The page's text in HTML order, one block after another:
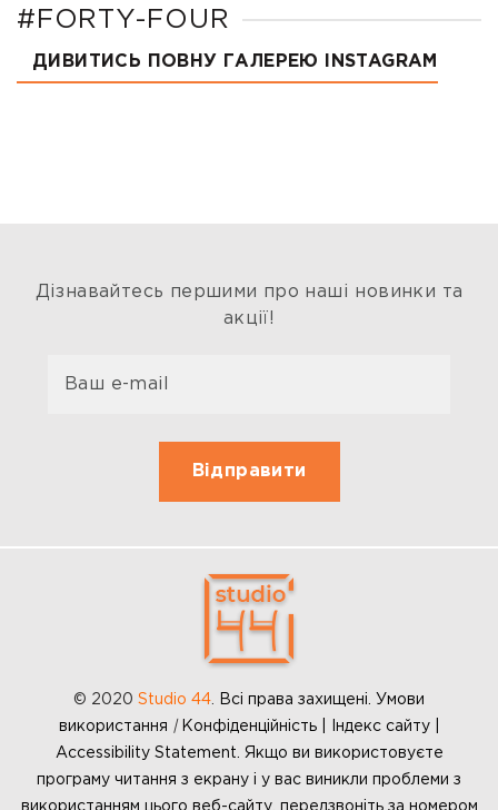
#FORTY-FOUR
ДИВИТИСЬ ПОВНУ ГАЛЕРЕЮ INSTAGRAM
Дізнавайтесь першими про наші новинки та
акції!
© 2020 Studio 44
Всі права захищені. Умови
використання | Конфіденційність | Індекс сайту |
Accessibility Statement. Якщо ви використовуєте
програму читання з екрану і у вас виникли проблеми з
використанням цього веб-сайту, передзвоніть за номером